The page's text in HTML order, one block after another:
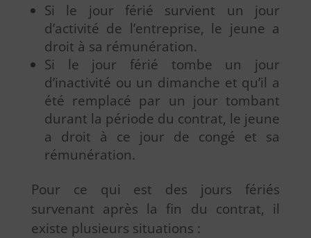
Si le jour férié survient un jour
d’activité de l’entreprise, le jeune a
droit à sa rémunération.
Si le jour férié tombe un jour
d’inactivité ou un dimanche et qu’il a
été remplacé par un jour tombant
durant la période du contrat, le jeune
a droit à ce jour de congé et sa
rémunération.
Pour ce qui est des jours fériés
survenant après la fin du contrat, il
existe plusieurs situations :